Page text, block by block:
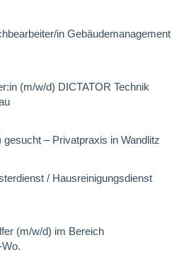
in Gebäudemanagement
(m/w/d) DICTATOR Technik
– Privatpraxis in Wandlitz
/ Hausreinigungsdienst
(m/w/d) im Bereich